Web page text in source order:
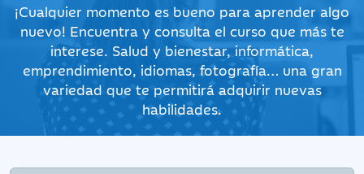
¡Cualquier momento es bueno para aprender algo
nuevo! Encuentra y consulta el curso que más te
interese. Salud y bienestar, informática,
emprendimiento, idiomas, fotografía… una gran
variedad que te permitirá adquirir nuevas
habilidades.